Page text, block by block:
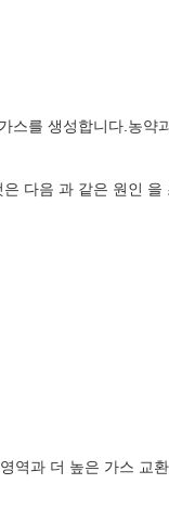
스를 생성합니다.농약
다음 과 같은 원인 을
역과 더 높은 가스 교